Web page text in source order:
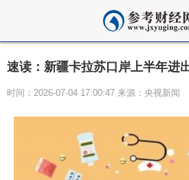
速读：新疆卡拉苏口岸上半年进
时间：2026-07-04 17:00:47 来源：央视新闻